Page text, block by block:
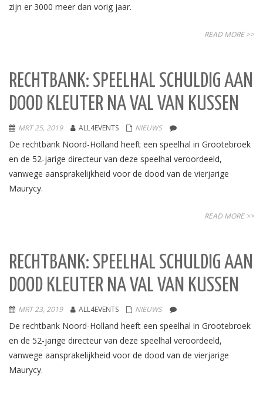
zijn er 3000 meer dan vorig jaar.
READ MORE >>
RECHTBANK: SPEELHAL SCHULDIG AAN
DOOD KLEUTER NA VAL VAN KUSSEN
MRT 25, 2019 ALL4EVENTS NIEUWS
De rechtbank Noord-Holland heeft een speelhal in Grootebroek
en de 52-jarige directeur van deze speelhal veroordeeld,
vanwege aansprakelijkheid voor de dood van de vierjarige
Maurycy.
READ MORE >>
RECHTBANK: SPEELHAL SCHULDIG AAN
DOOD KLEUTER NA VAL VAN KUSSEN
MRT 23, 2019 ALL4EVENTS NIEUWS
De rechtbank Noord-Holland heeft een speelhal in Grootebroek
en de 52-jarige directeur van deze speelhal veroordeeld,
vanwege aansprakelijkheid voor de dood van de vierjarige
Maurycy.